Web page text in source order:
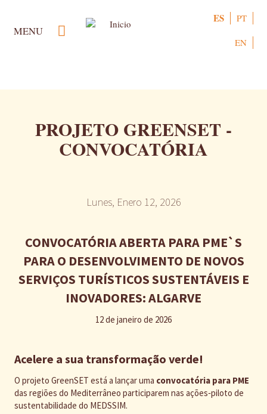
contenido
MENU
PT
ES
EN
PROJETO GREENSET -
CONVOCATÓRIA
Lunes, Enero 12, 2026
CONVOCATÓRIA ABERTA PARA PME`S
PARA O DESENVOLVIMENTO DE NOVOS
SERVIÇOS TURÍSTICOS SUSTENTÁVEIS E
INOVADORES: ALGARVE
12 de janeiro de 2026
Acelere a sua transformação verde!
O projeto GreenSET está a lançar uma convocatória para PME
das regiões do Mediterrâneo participarem nas ações‑piloto de
sustentabilidade do MEDSSIM.